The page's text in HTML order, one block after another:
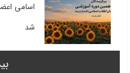
اسامی
شد